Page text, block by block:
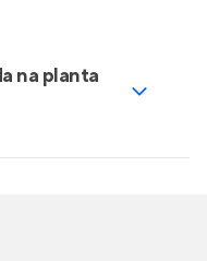
na planta